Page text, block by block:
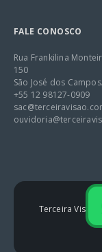
FALE CONOSCO
Rua Frankilina
150
São José dos
+55 12 98127-0909
Terceira Visão